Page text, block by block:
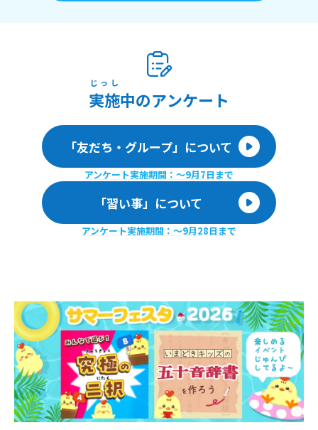
実施
じっし
中のアンケート
「友だち・グループ」について
アンケート実施期間：〜9月7日まで
「習い事」について
アンケート実施期間：〜9月28日まで